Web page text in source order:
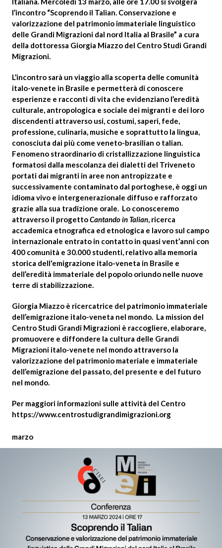
l’incontro “Scoprendo il Talian. Conservazione e
valorizzazione del patrimonio immateriale linguistico
delle Grandi Migrazioni dal nord Italia al Brasile” a cura
della dottoressa Giorgia Miazzo del Centro Studi Grandi
Migrazioni.
L’incontro sarà un viaggio alla scoperta delle comunità
italo-venete in Brasile e permetterà di conoscere
esperienze e racconti di vita che evidenziano l’eredità
culturale, antropologica e sociale dei migranti e dei loro
discendenti attraverso usi, costumi, saperi, fede,
professione, culinaria, musiche e soprattutto la lingua,
conosciuta dai più come veneto-brasilian o talian.
Fenomeno straordinario di cristallizzazione linguistica
formatosi dalla mescolanza dei dialetti del Triveneto
portati dai migranti in aree non antropizzate e
successivamente contaminato dal portoghese, è oggi un
idioma vivo e intergenerazionale diffuso e rafforzato
grazie alla sua tradizione orale. Lo conosceremo
attraverso il progettoCantando in Talian, ricerca
accademica etnografica ed etnologica e lavoro sul campo
internazionale entrato in contatto in quasi vent’anni con
400 comunità e 30.000 studenti, relativo alla memoria
storica dell'emigrazione italo-veneta in Brasile e
dell’eredità immateriale del popolo oriundo nelle nuove
terre di stabilizzazione.
Giorgia Miazzo è ricercatrice del patrimonio immateriale
dell’emigrazione italo-veneta nel mondo. La mission del
Centro Studi Grandi Migrazioni è raccogliere, elaborare,
promuovere e diffondere la cultura delle Grandi
Migrazioni italo-venete nel mondo attraverso la
valorizzazione del patrimonio materiale e immateriale
dell’emigrazione del passato, del presente e del futuro
nel mondo.
Per maggiori informazioni sulle attività del Centro
https://www.centrostudigrandimigrazioni.org
marzo